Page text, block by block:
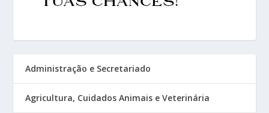
Administração e Secretariado
Agricultura, Cuidados Animais e Veterinária